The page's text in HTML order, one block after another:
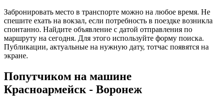
Забронировать место в транспорте можно на любое время. Не
спешите ехать на вокзал, если потребность в поездке возникла
спонтанно. Найдите объявление с датой отправления по
маршруту на сегодня. Для этого используйте форму поиска.
Публикации, актуальные на нужную дату, тотчас появятся на
экране.
Попутчиком на машине
Красноармейск - Воронеж